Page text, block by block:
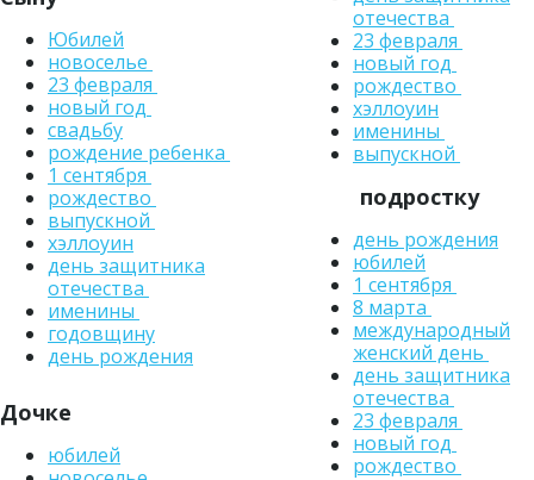
Юбилей
новоселье
23 февраля
новый год
свадьбу
рождение ребенка
1 сентября
рождество
выпускной
хэллоуин
день защитника
отечества
именины
годовщину
день рождения
Дочке
юбилей
отечества
23 февраля
новый год
рождество
хэллоуин
именины
выпускной
подростку
день рождения
юбилей
1 сентября
8 марта
международный
женский день
день защитника
отечества
23 февраля
новый год
рождество